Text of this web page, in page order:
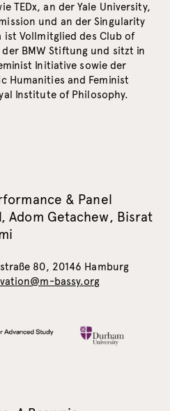
TEDx, an der Yale University,
und an der Singularity
ist Vollmitglied des Club of
BMW Stiftung und sitzt in
Initiative sowie der
Humanities and Feminist
Institute of Philosophy.
& Panel
Adom Getachew, Bisrat
80, 20146 Hamburg
bassy.org